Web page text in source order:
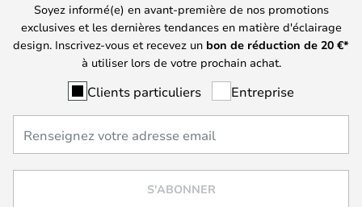
Soyez informé(e) en avant-première de nos promotions
exclusives et les dernières tendances en matière d'éclairage
design. Inscrivez-vous et recevez un bon de réduction de 20 €*
à utiliser lors de votre prochain achat.
Clients particuliers Entreprise
S'ABONNER